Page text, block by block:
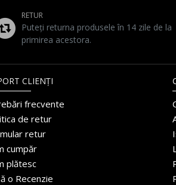
RETUR
Puteți returna produsele în 14 zile de la
primirea acestora.
CLIENȚI
frecvente
de retur
retur
cumpăr
plătesc
o Recenzie